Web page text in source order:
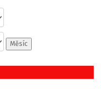
Měsíc